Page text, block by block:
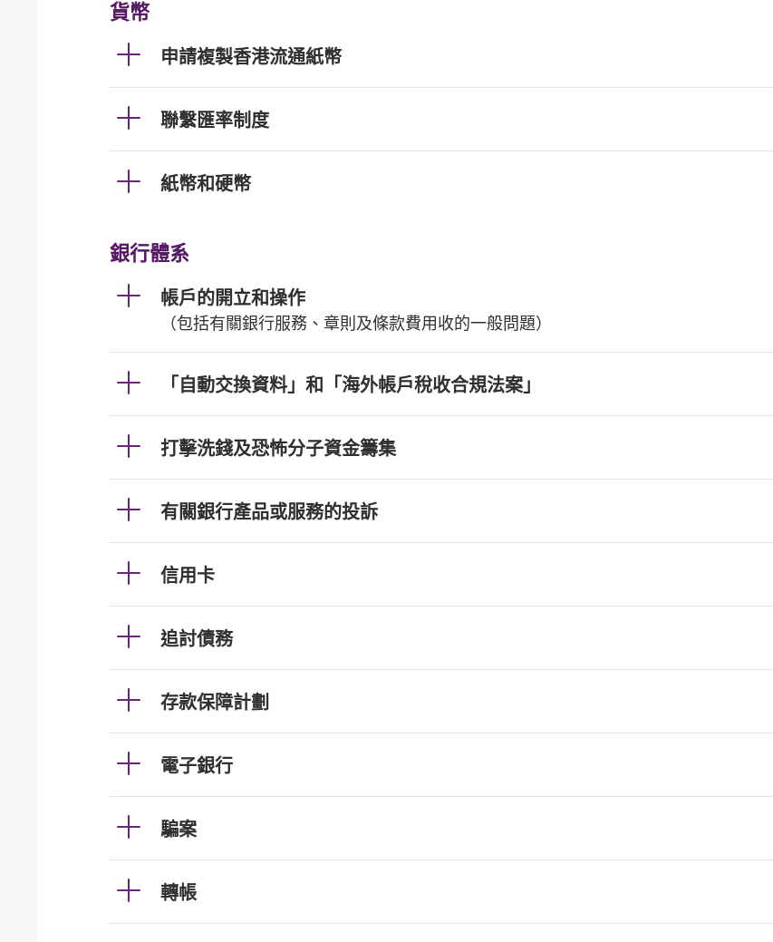
貨幣
申請複製香港流通紙幣
聯繫匯率制度
紙幣和硬幣
銀行體系
帳戶的開立和操作
（包括有關銀行服務、章則及條款費用收的一般問題）
「自動交換資料」和「海外帳戶稅收合規法案」
打擊洗錢及恐怖分子資金籌集
有關銀行產品或服務的投訴
信用卡
追討債務
存款保障計劃
電子銀行
騙案
轉帳